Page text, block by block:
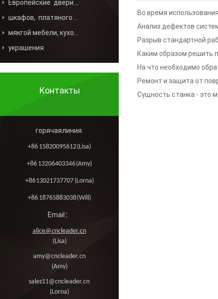
неполадки и
Во время
решений данных проблем
Анализ дефектов
гравировальной машины
Разрыв стандартной
解析
Каким образом решить
возникновением
гравирующим станком
На что необходимо
деревообрабатывающих
проблемы, с которыми
Ремонт и защита от
Сущность станка - это
украшения
Контакты
горячая линия:
+86 15820095612 (Lisa)
+86 13206403346 (Amy)
+86 13021737707 (Lorna)
+86 18765883038 (Will)
Email：
alice@cncleader.cn
(Lisa)
amy@cncleader.cn
(Amy)
sales11@cncleader.cn
(Lorna)